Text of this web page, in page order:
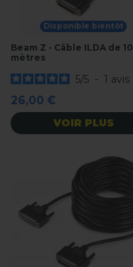
Disponible bientôt
Beam Z - Câble ILDA de 10
mètres
5/5 - 1 avis
26,00 €
VOIR PLUS